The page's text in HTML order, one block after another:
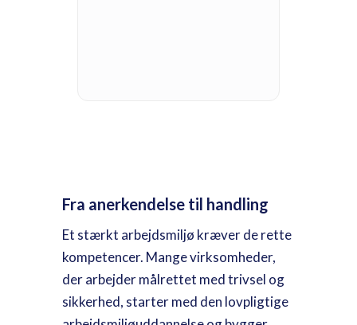
Fra anerkendelse til handling
Et stærkt arbejdsmiljø kræver de rette
kompetencer. Mange virksomheder,
der arbejder målrettet med trivsel og
sikkerhed, starter med den lovpligtige